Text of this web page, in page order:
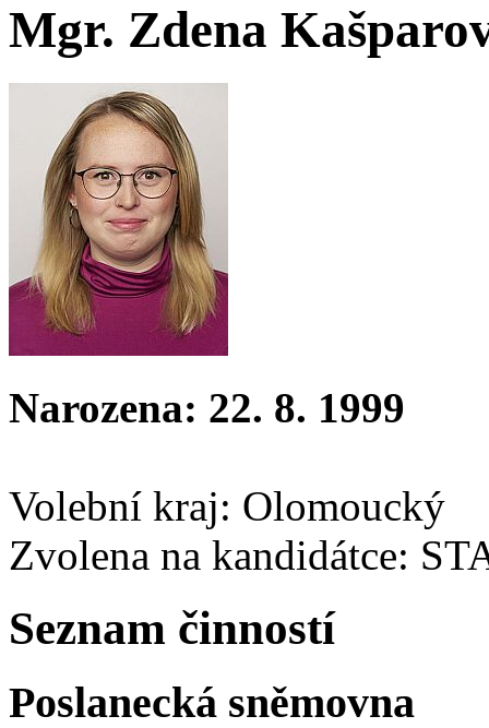
Mgr. Zdena
Narozena: 22. 8. 1999
Volební kraj: Olomoucký
Zvolena na kandidátce:
Seznam činností
Poslanecká sněmovna